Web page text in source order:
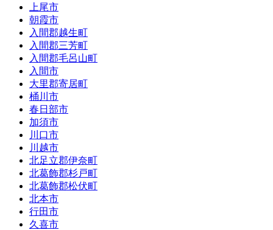
上尾市
朝霞市
入間郡越生町
入間郡三芳町
入間郡毛呂山町
入間市
大里郡寄居町
桶川市
春日部市
加須市
川口市
川越市
北足立郡伊奈町
北葛飾郡杉戸町
北葛飾郡松伏町
北本市
行田市
久喜市